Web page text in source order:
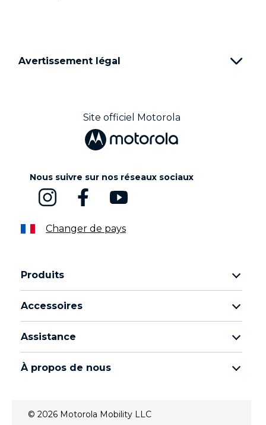
Avertissement légal
Site officiel Motorola
Nous suivre sur nos réseaux sociaux
Changer de pays
Produits
Famille Moto g
Thinkphone by motorola
Accessoires
moto tag
Assistance
Mes commandes
Contactez-nous
À propos de nous
© 2026 Motorola Mobility LLC